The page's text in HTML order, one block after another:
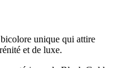
unique qui attire
et de luxe.